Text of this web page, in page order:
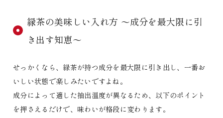
緑茶の美味しい入れ方 〜成分を最大限に引
き出す知恵〜
せっかくなら、緑茶が持つ成分を最大限に引き出し、一番お
いしい状態で楽しみたいですよね。
成分によって適した抽出温度が異なるため、以下のポイント
を押さえるだけで、味わいが格段に変わります。